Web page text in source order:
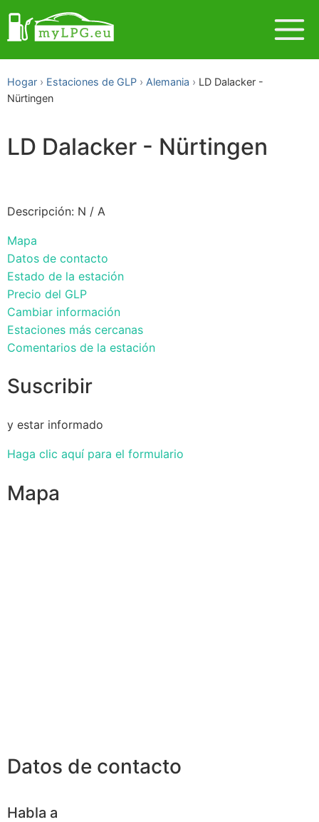
Hogar Estaciones de GLP Alemania
LD Dalacker -
Nürtingen
LD Dalacker - Nürtingen
Descripción: N / A
Mapa
Datos de contacto
Estado de la estación
Precio del GLP
Cambiar información
Estaciones más cercanas
Comentarios de la estación
Suscribir
y estar informado
Haga clic aquí para el formulario
Mapa
Datos de contacto
Habla a